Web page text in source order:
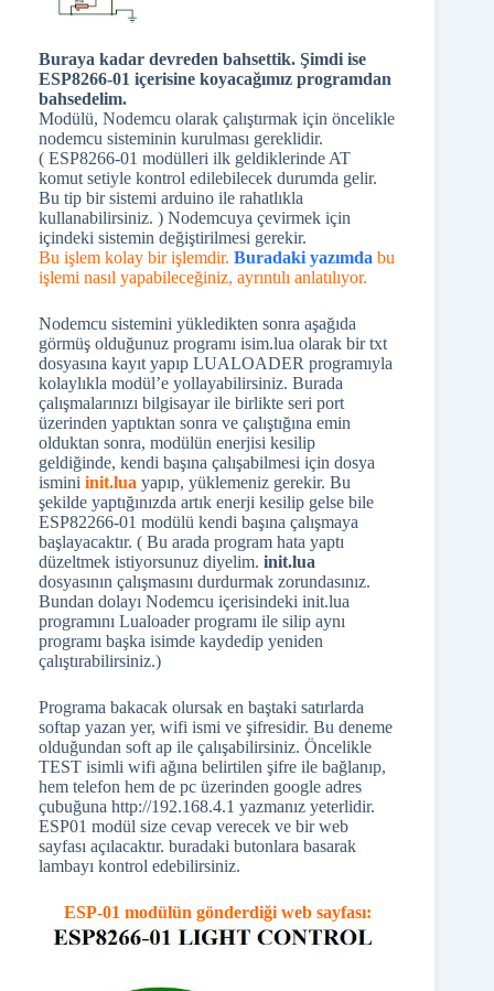
Buraya kadar devreden bahsettik. Şimdi ise
ESP8266-01 içerisine koyacağımız programdan
bahsedelim.
Modülü, Nodemcu olarak çalıştırmak için öncelikle
nodemcu sisteminin kurulması gereklidir.
( ESP8266-01 modülleri ilk geldiklerinde AT
komut setiyle kontrol edilebilecek durumda gelir.
Bu tip bir sistemi arduino ile rahatlıkla
kullanabilirsiniz. ) Nodemcuya çevirmek için
içindeki sistemin değiştirilmesi gerekir.
Bu işlem kolay bir işlemdir. Buradaki yazımda bu
işlemi nasıl yapabileceğiniz, ayrıntılı anlatılıyor.
Nodemcu sistemini yükledikten sonra aşağıda
görmüş olduğunuz programı isim.lua olarak bir txt
dosyasına kayıt yapıp LUALOADER programıyla
kolaylıkla modül’e yollayabilirsiniz. Burada
çalışmalarınızı bilgisayar ile birlikte seri port
üzerinden yaptıktan sonra ve çalıştığına emin
olduktan sonra, modülün enerjisi kesilip
geldiğinde, kendi başına çalışabilmesi için dosya
ismini init.lua yapıp, yüklemeniz gerekir. Bu
şekilde yaptığınızda artık enerji kesilip gelse bile
ESP82266-01 modülü kendi başına çalışmaya
başlayacaktır. ( Bu arada program hata yaptı
düzeltmek istiyorsunuz diyelim. init.lua
dosyasının çalışmasını durdurmak zorundasınız.
Bundan dolayı Nodemcu içerisindeki init.lua
programını Lualoader programı ile silip aynı
programı başka isimde kaydedip yeniden
çalıştırabilirsiniz.)
Programa bakacak olursak en baştaki satırlarda
softap yazan yer, wifi ismi ve şifresidir. Bu deneme
olduğundan soft ap ile çalışabilirsiniz. Öncelikle
TEST isimli wifi ağına belirtilen şifre ile bağlanıp,
hem telefon hem de pc üzerinden google adres
çubuğuna http://192.168.4.1 yazmanız yeterlidir.
ESP01 modül size cevap verecek ve bir web
sayfası açılacaktır. buradaki butonlara basarak
lambayı kontrol edebilirsiniz.
ESP-01 modülün gönderdiği web sayfası: